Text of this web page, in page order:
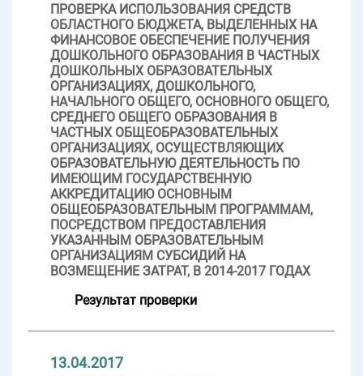
ПРОВЕРКА ИСПОЛЬЗОВАНИЯ СРЕДСТВ
ОБЛАСТНОГО БЮДЖЕТА, ВЫДЕЛЕННЫХ НА
ФИНАНСОВОЕ ОБЕСПЕЧЕНИЕ ПОЛУЧЕНИЯ
ДОШКОЛЬНОГО ОБРАЗОВАНИЯ В ЧАСТНЫХ
ДОШКОЛЬНЫХ ОБРАЗОВАТЕЛЬНЫХ
ОРГАНИЗАЦИЯХ, ДОШКОЛЬНОГО,
НАЧАЛЬНОГО ОБЩЕГО, ОСНОВНОГО ОБЩЕГО,
СРЕДНЕГО ОБЩЕГО ОБРАЗОВАНИЯ В
ЧАСТНЫХ ОБЩЕОБРАЗОВАТЕЛЬНЫХ
ОРГАНИЗАЦИЯХ, ОСУЩЕСТВЛЯЮЩИХ
ОБРАЗОВАТЕЛЬНУЮ ДЕЯТЕЛЬНОСТЬ ПО
ИМЕЮЩИМ ГОСУДАРСТВЕННУЮ
АККРЕДИТАЦИЮ ОСНОВНЫМ
ОБЩЕОБРАЗОВАТЕЛЬНЫМ ПРОГРАММАМ,
ПОСРЕДСТВОМ ПРЕДОСТАВЛЕНИЯ
УКАЗАННЫМ ОБРАЗОВАТЕЛЬНЫМ
ОРГАНИЗАЦИЯМ СУБСИДИЙ НА
ВОЗМЕЩЕНИЕ ЗАТРАТ, В 2014-2017 ГОДАХ
Результат проверки
13.04.2017